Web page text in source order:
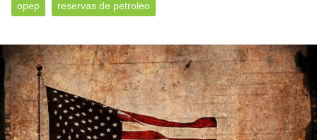
opep reservas de petroleo